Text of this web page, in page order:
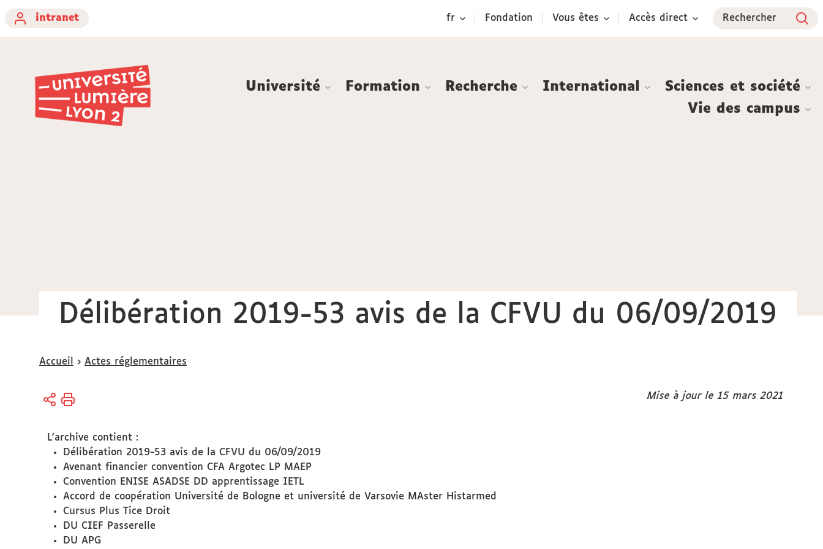
intranet
fr Fondation Vous êtes Accès direct Rechercher
Université Formation Recherche International
Sciences et société
Vie des campus
Délibération 2019-53 avis de la CFVU du 06/09/2019
Vous
ici :
Accueil Actes réglementaires
Mise à jour le 15 mars 2021
L'archive contient :
Délibération 2019-53 avis de la CFVU du 06/09/2019
Avenant financier convention CFA Argotec LP MAEP
Convention ENISE ASADSE DD apprentissage IETL
Accord de coopération Université de Bologne et université de Varsovie MAster Histarmed
Cursus Plus Tice Droit
DU CIEF Passerelle
DU APG